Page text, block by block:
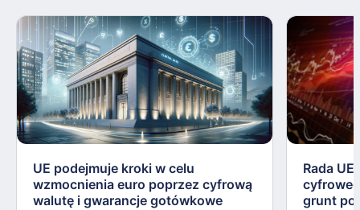
UE podejmuje kroki w celu
wzmocnienia euro poprzez cyfrową
walutę i gwarancje gotówkowe
Rada
grunt